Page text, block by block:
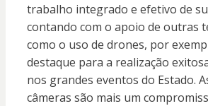
trabalho integrado e efetivo de
contando com o apoio de outras
como o uso de drones, por
destaque para a realização
nos grandes eventos do Estado.
câmeras são mais um